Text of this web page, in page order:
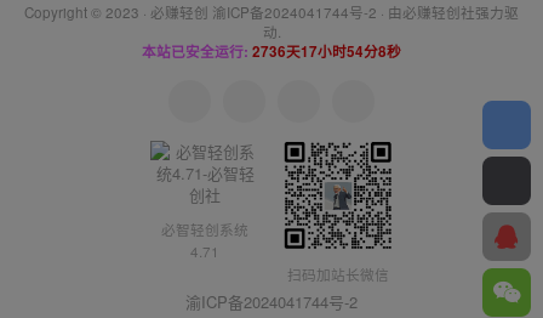
Copyright © 2023 · 必赚轻创 渝ICP备2024041744号-2 · 由必赚轻创社强力驱
动.
本站已安全运行: 2736天17小时54分8秒
必智轻创系统
4.71
扫码加站长微信
渝ICP备2024041744号-2